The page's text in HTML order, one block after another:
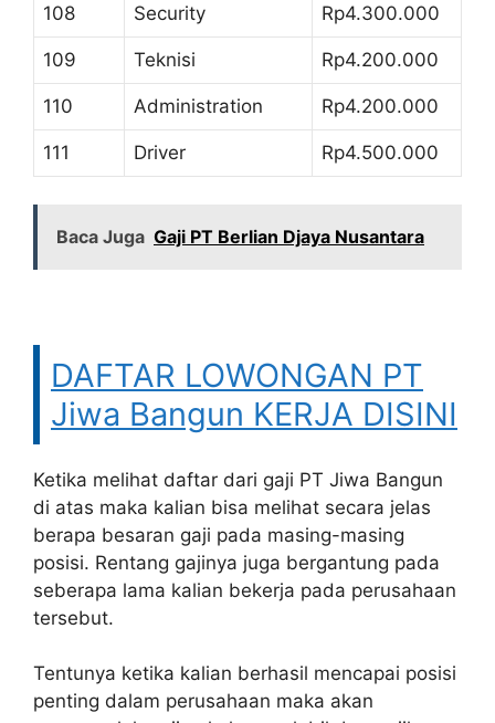
108 Security Rp4.300.000
109 Teknisi Rp4.200.000
110 Administration Rp4.200.000
111 Driver Rp4.500.000
Baca Juga Gaji PT Berlian Djaya Nusantara
DAFTAR LOWONGAN PT
Jiwa Bangun KERJA DISINI
Ketika melihat daftar dari gaji PT Jiwa Bangun
di atas maka kalian bisa melihat secara jelas
berapa besaran gaji pada masing-masing
posisi. Rentang gajinya juga bergantung pada
seberapa lama kalian bekerja pada perusahaan
tersebut.
Tentunya ketika kalian berhasil mencapai posisi
penting dalam perusahaan maka akan